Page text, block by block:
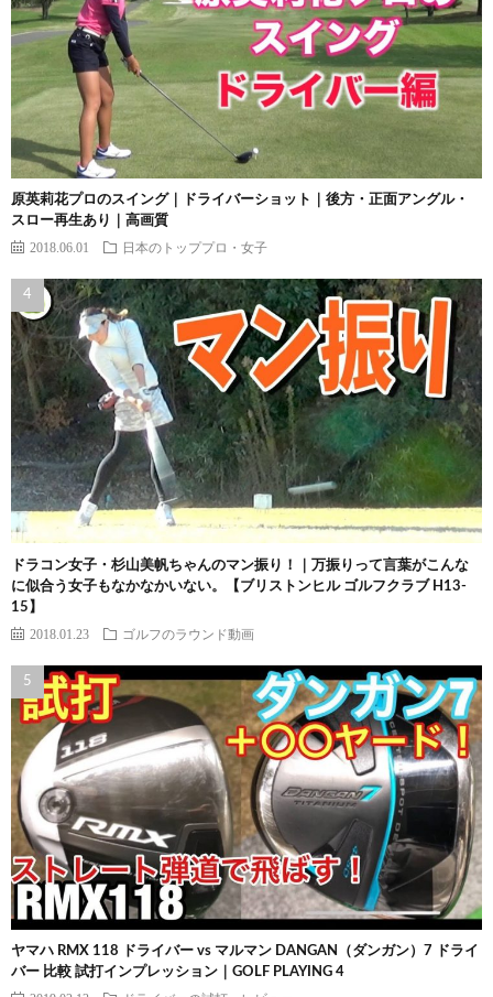
原英莉花プロのスイング｜ドライバーショット｜後方・正面アングル・
スロー再生あり｜高画質
2018.06.01 日本のトッププロ・女子
ドラコン女子・杉山美帆ちゃんのマン振り！｜万振りって言葉がこんな
に似合う女子もなかなかいない。【ブリストンヒル ゴルフクラブ H13-
15】
2018.01.23 ゴルフのラウンド動画
ヤマハ RMX 118 ドライバー vs マルマン DANGAN（ダンガン）7 ドライ
バー 比較 試打インプレッション｜GOLF PLAYING 4